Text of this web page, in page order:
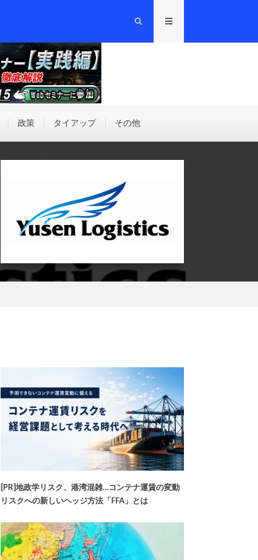
政策 タイアップ その他
[PR]地政学リスク、港湾混雑…コンテナ運賃の変動
リスクへの新しいヘッジ方法「FFA」とは